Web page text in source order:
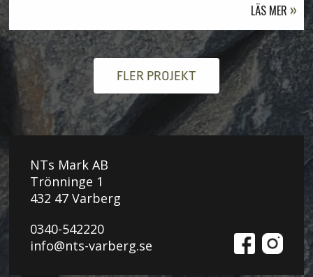
LÄS MER
FLER PROJEKT
NTs Mark AB
Trönninge 1
432 47 Varberg
0340-542220
info@nts-varberg.se